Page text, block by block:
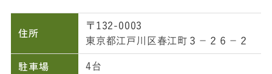
住所
〒132-0003
東京都江戸川区春江町３－２６－２
駐車場 4台